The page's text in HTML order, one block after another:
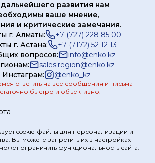
cookie-файлы для персонализации и
Вы можете запретить их в настройках
ограничить функциональность сайта.
развития нам
ваше мнение,
и критические замечания.
г. Алматы:
+7 (727) 228 85 00
г. Астана:
+7 (7172) 52 12 13
вопросов:
info@enko.kz
sales.region@enko.kz
Инстаграм:
@enko_kz
ответить на все сообщения и письма
быстро и объективно.